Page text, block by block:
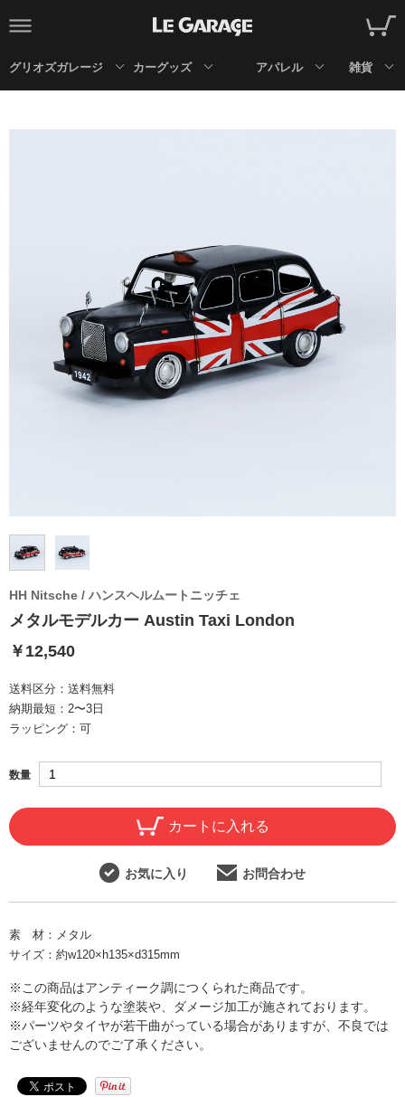
グリオズガレージ カーグッズ アパレル 雑貨
HH Nitsche / ハンスヘルムートニッチェ
メタルモデルカー Austin Taxi London
￥12,540
送料区分： 送料無料
納期最短： 2〜3日
ラッピング： 可
数量
カートに入れる
お気に入り お問合わせ
素 材： メタル
サイズ： 約w120×h135×d315mm
※この商品はアンティーク調につくられた商品です。
※経年変化のような塗装や、ダメージ加工が施されております。
※パーツやタイヤが若干曲がっている場合がありますが、不良では
ございませんのでご了承ください。